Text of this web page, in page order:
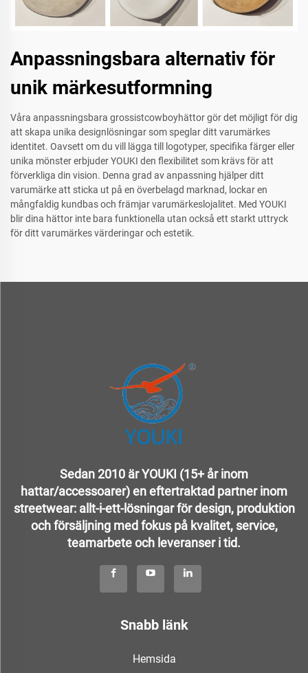
Anpassningsbara alternativ för
unik märkesutformning
Våra anpassningsbara grossistcowboyhättor gör det möjligt för dig
att skapa unika designlösningar som speglar ditt varumärkes
identitet. Oavsett om du vill lägga till logotyper, specifika färger eller
unika mönster erbjuder YOUKI den flexibilitet som krävs för att
förverkliga din vision. Denna grad av anpassning hjälper ditt
varumärke att sticka ut på en överbelagd marknad, lockar en
mångfaldig kundbas och främjar varumärkeslojalitet. Med YOUKI
blir dina hättor inte bara funktionella utan också ett starkt uttryck
för ditt varumärkes värderingar och estetik.
Sedan 2010 är YOUKI (15+ år inom
hattar/accessoarer) en eftertraktad partner inom
streetwear: allt-i-ett-lösningar för design, produktion
och försäljning med fokus på kvalitet, service,
teamarbete och leveranser i tid.
Snabb länk
Hemsida